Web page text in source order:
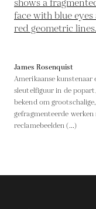
James Rosenquist
Amerikaanse kunstenaar
sleutelfiguur in de popart,
bekend om grootschalige,
gefragmenteerde
reclamebeelden (...)